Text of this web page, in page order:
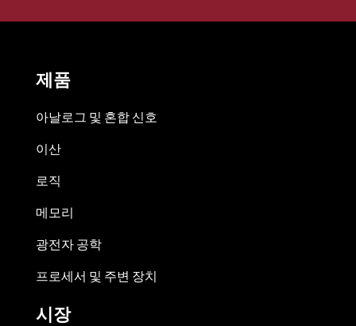
제품
아날로그 및 혼합 신호
이산
로직
메모리
광전자 공학
프로세서 및 주변 장치
시장